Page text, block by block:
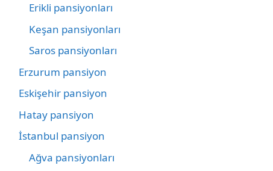
Erikli pansiyonları
Keşan pansiyonları
Saros pansiyonları
Erzurum pansiyon
Eskişehir pansiyon
Hatay pansiyon
İstanbul pansiyon
Ağva pansiyonları